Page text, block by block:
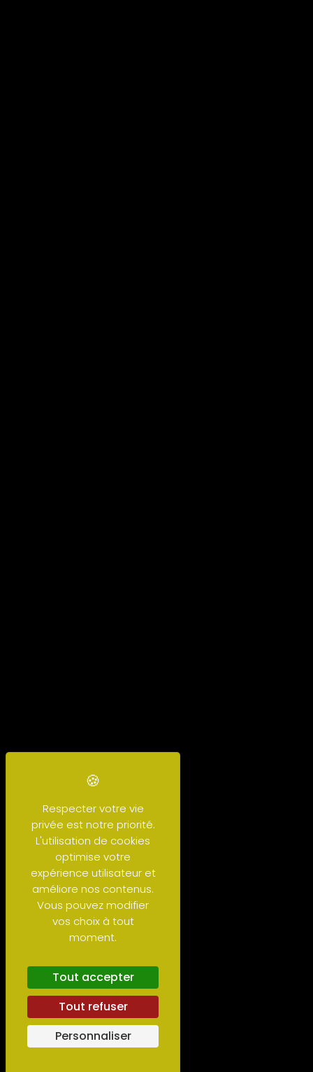
Respecter votre vie
privée est notre priorité.
L'utilisation de cookies
optimise votre
expérience utilisateur et
améliore nos contenus.
Vous pouvez modifier
vos choix à tout
moment.
Tout accepter
Tout refuser
Personnaliser